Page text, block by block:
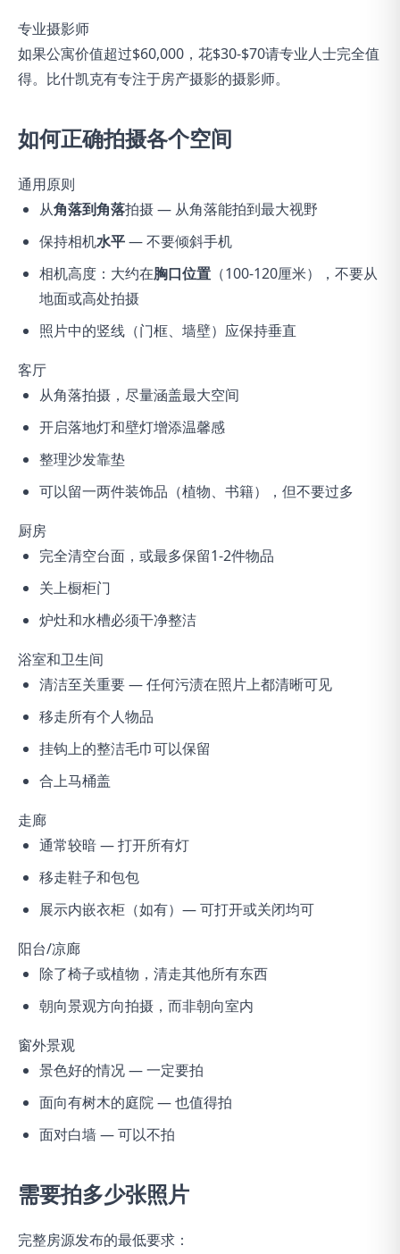
专业摄影师
如果公寓价值超过$60,000，花$30-$70请专业人士完全值
得。比什凯克有专注于房产摄影的摄影师。
如何正确拍摄各个空间
通用原则
从角落到角落拍摄 — 从角落能拍到最大视野
保持相机水平— 不要倾斜手机
相机高度：大约在胸口位置 （100-120厘米），不要从
地面或高处拍摄
照片中的竖线（门框、墙壁）应保持垂直
客厅
从角落拍摄，尽量涵盖最大空间
开启落地灯和壁灯增添温馨感
整理沙发靠垫
可以留一两件装饰品（植物、书籍），但不要过多
厨房
完全清空台面，或最多保留1-2件物品
关上橱柜门
炉灶和水槽必须干净整洁
浴室和卫生间
清洁至关重要 — 任何污渍在照片上都清晰可见
移走所有个人物品
挂钩上的整洁毛巾可以保留
合上马桶盖
走廊
通常较暗 — 打开所有灯
移走鞋子和包包
展示内嵌衣柜（如有）— 可打开或关闭均可
阳台/凉廊
除了椅子或植物，清走其他所有东西
朝向景观方向拍摄，而非朝向室内
窗外景观
景色好的情况 — 一定要拍
面向有树木的庭院 — 也值得拍
面对白墙 — 可以不拍
需要拍多少张照片
完整房源发布的最低要求：